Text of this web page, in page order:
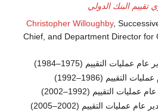
تقييم البنك الدولي
Christopher Willoughby,
Chief, and Department Director for
عام عمليات التقييم (1975–1984)
التقييم (1986–1992)
عمليات التقييم (1992–2002)
عام عمليات التقييم (2002–2005)